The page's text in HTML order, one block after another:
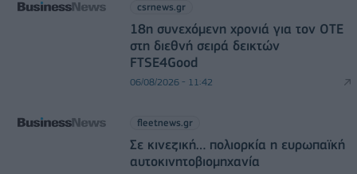
csrnews.gr
18η συνεχόμενη χρονιά για τον ΟΤΕ
στη διεθνή σειρά δεικτών
FTSE4Good
06/08/2026 - 11:42
fleetnews.gr
Σε κινεζική… πολιορκία η ευρωπαϊκή
αυτοκινητοβιομηχανία